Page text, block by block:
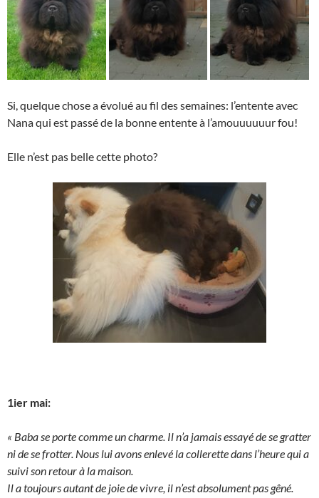
Si, quelque chose a évolué au fil des semaines: l’entente avec
Nana qui est passé de la bonne entente à l’amouuuuuur fou!
Elle n’est pas belle cette photo?
1ier mai:
« Baba se porte comme un charme. Il n’a jamais essayé de se gratter
ni de se frotter. Nous lui avons enlevé la collerette dans l’heure qui a
suivi son retour à la maison.
Il a toujours autant de joie de vivre, il n’est absolument pas gêné.